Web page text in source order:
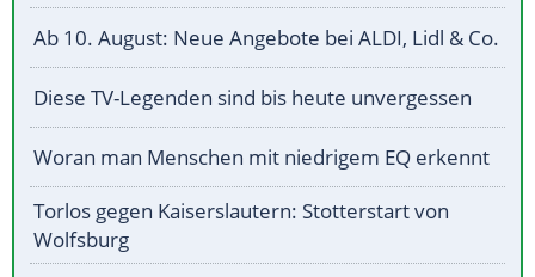
Ab 10. August: Neue Angebote bei ALDI, Lidl & Co.
Diese TV-Legenden sind bis heute unvergessen
Woran man Menschen mit niedrigem EQ erkennt
Torlos gegen Kaiserslautern: Stotterstart von
Wolfsburg